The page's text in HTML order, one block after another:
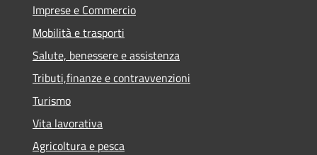
Imprese e Commercio
Mobilità e trasporti
Salute, benessere e assistenza
Tributi,finanze e contravvenzioni
Turismo
Vita lavorativa
Agricoltura e pesca